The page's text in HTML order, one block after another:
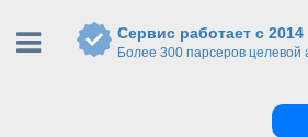
Сервис работает с 2014
Более 300 парсеров целевой